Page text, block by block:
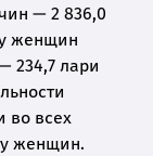
— 2 836,0
женщин
234,7 лари
во всех
женщин.